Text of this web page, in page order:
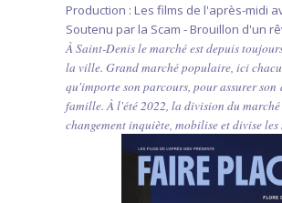
Production : Les films de l'après-midi
Soutenu par la Scam - Brouillon d'un
À Saint-Denis le marché est depuis
la ville. Grand marché populaire, ici
qu'importe son parcours, pour assurer son
famille. À l'été 2022, la division du marché
changement inquiète, mobilise et divise les